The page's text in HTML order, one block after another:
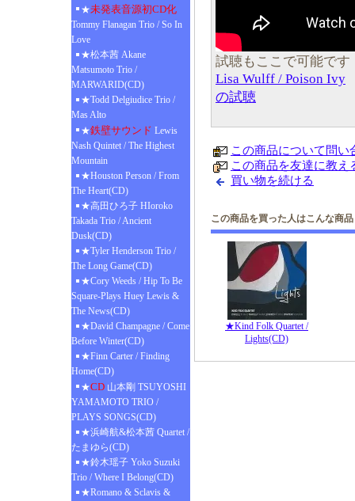
★未発表音源初CD化
Tommy Flanagan Trio / So In
Love
★松本茜 Akane
Matsumoto Trio /
MARWARID(CD)
★Todd Delgiudice Trio /
Mas Alto
★鉄壁サウンド Lewis
Nash Quintet / The Highest
Mountain
★Houston Person / From
The Heart(CD)
★高田ひろ子 HIoroko
Takada Trio / Ancient
Dusk(CD)
★Tyler Henderson Trio /
The Long Game(CD)
★Cory Weeds / Hip To Be
Square-Plays Huey Lewis &
The News(CD)
★David Champagne / Come
Before Winter(CD)
★Finn Carter / Finding
Home(CD)
★CD 山本剛 TSUYOSHI
YAMAMOTO TRIO /
PLAYS SONGS(CD)
★浜崎航&松本茜 Quartet /
たまゆら(CD)
★鈴木瑶子 Yoko Suzuki
Trio / Where I Belong(CD)
★Romano & Sclavis &
試聴もここで可能です
Lisa Wulff / Poison Ivy
の試聴
この商品について問い
この商品を友達に教え
買い物を続ける
この商品を買った人はこんな商
★Kind Folk Quartet /
Lights(CD)